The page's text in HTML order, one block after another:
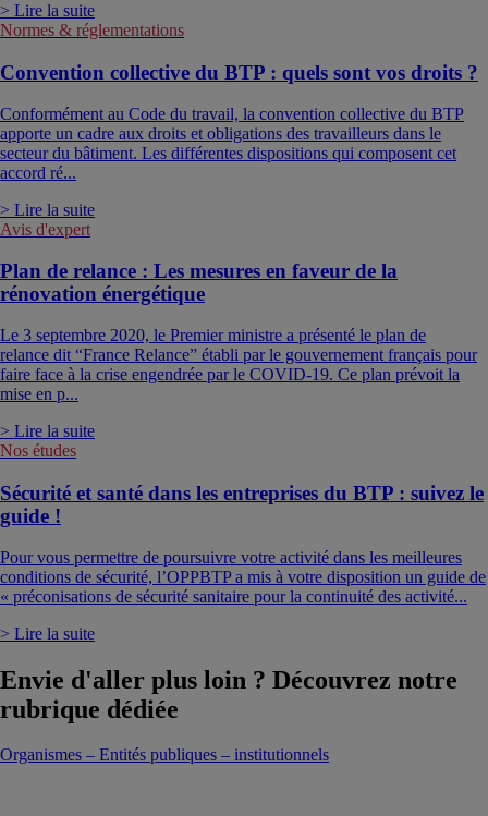
> Lire la suite
Normes & réglementations
Convention collective du BTP : quels sont vos droits ?
Conformément au Code du travail, la convention collective du BTP
apporte un cadre aux droits et obligations des travailleurs dans le
secteur du bâtiment. Les différentes dispositions qui composent cet
accord ré...
> Lire la suite
Avis d'expert
Plan de relance : Les mesures en faveur de la
rénovation énergétique
Le 3 septembre 2020, le Premier ministre a présenté le plan de
relance dit “France Relance” établi par le gouvernement français pour
faire face à la crise engendrée par le COVID-19. Ce plan prévoit la
mise en p...
> Lire la suite
Nos études
Sécurité et santé dans les entreprises du BTP : suivez le
guide !
Pour vous permettre de poursuivre votre activité dans les meilleures
conditions de sécurité, l’OPPBTP a mis à votre disposition un guide de
« préconisations de sécurité sanitaire pour la continuité des activité...
> Lire la suite
Envie d'aller plus loin ? Découvrez notre
rubrique dédiée
Organismes – Entités publiques – institutionnels